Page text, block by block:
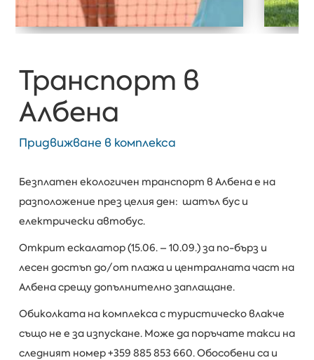
Транспорт в
Албена
Придвижване в комплекса
Безплатен екологичен транспорт в Албена е на
разположение през целия ден: шатъл бус и
електрически автобус.
Открит ескалатор (15.06. – 10.09.) за по-бърз и
лесен достъп до/от плажа и централната част на
Албена срещу допълнително заплащане.
Обиколката на комплекса с туристическо влакче
също не е за изпускане. Може да поръчате такси на
следният номер +359 885 853 660. Обособени са и